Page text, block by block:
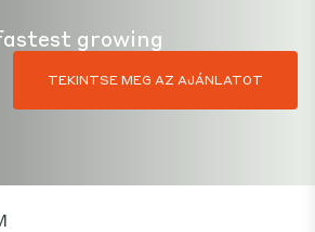
growing
TEKINTSE MEG AZ AJÁNLATOT